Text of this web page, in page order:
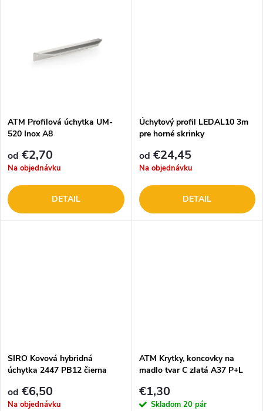
o
v
o
v
ATM Profilová úchytka UM-
520 Inox A8
od €2,70
Na objednávku
DETAIL
Úchytový profil LEDAL10 3m
pre horné skrinky
od €24,45
Na objednávku
DETAIL
SIRO Kovová hybridná
úchytka 2447 PB12 čierna
od €6,50
Na objednávku
ATM Krytky, koncovky na
madlo tvar C zlatá A37 P+L
€1,30
Skladom 20 pár